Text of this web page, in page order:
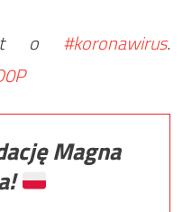
o #koronawirus.
Magna